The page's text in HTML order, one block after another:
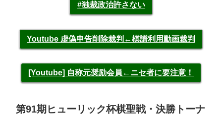
#独裁政治許さない
Youtube 虚偽申告削除裁判←棋譜利用動画裁判
[Youtube] 自称元奨励会員←ニセ者に要注意！
第91期ヒューリック杯棋聖戦・決勝トーナ